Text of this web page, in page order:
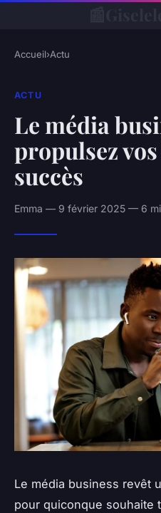
Accueil›Actu
ACTU
Le média
propulsez
succès
Emma — 9 février 2025 — 6
Le média business revêt
pour quiconque souhaite